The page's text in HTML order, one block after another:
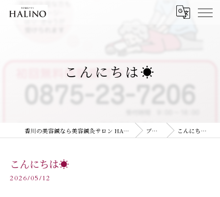
こんにちは☀️
香川の美容鍼なら美容鍼灸サロン HALiNO ブログ こんにちは☀️
こんにちは☀️
2026/05/12